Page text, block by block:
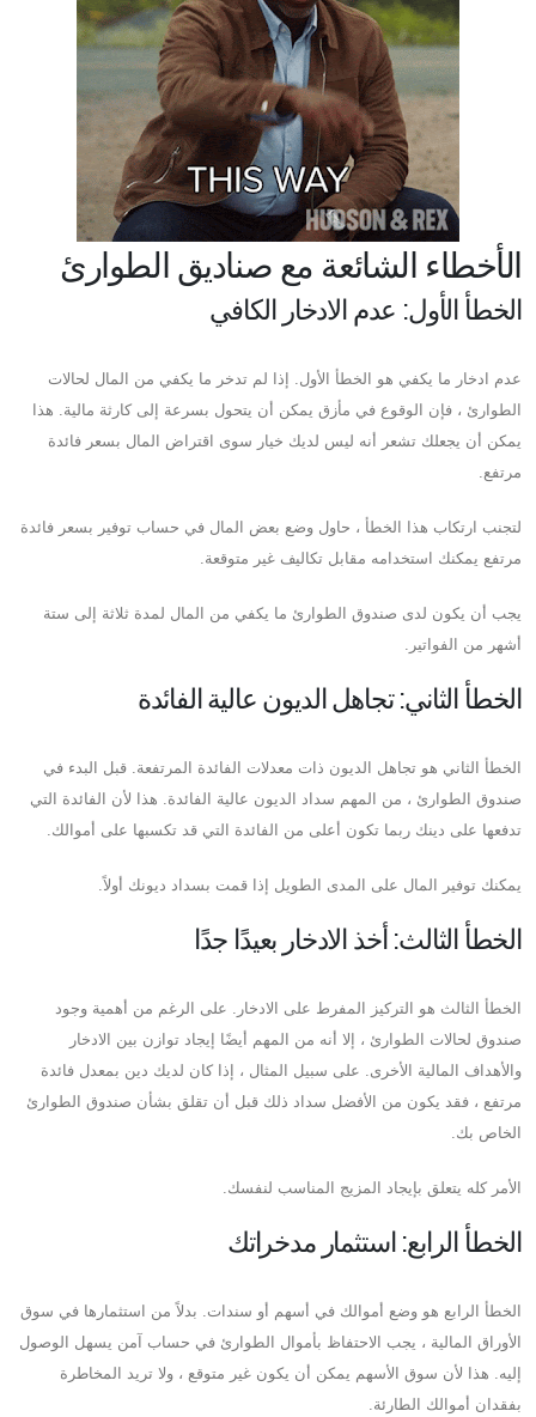
الأخطاء الشائعة مع صناديق الطوارئ
الخطأ الأول: عدم الادخار الكافي
عدم ادخار ما يكفي هو الخطأ الأول. إذا لم تدخر ما يكفي من المال لحالات
الطوارئ ، فإن الوقوع في مأزق يمكن أن يتحول بسرعة إلى كارثة مالية. هذا
يمكن أن يجعلك تشعر أنه ليس لديك خيار سوى اقتراض المال بسعر فائدة
مرتفع.
لتجنب ارتكاب هذا الخطأ ، حاول وضع بعض المال في حساب توفير بسعر فائدة
مرتفع يمكنك استخدامه مقابل تكاليف غير متوقعة.
يجب أن يكون لدى صندوق الطوارئ ما يكفي من المال لمدة ثلاثة إلى ستة
أشهر من الفواتير.
الخطأ الثاني: تجاهل الديون عالية الفائدة
الخطأ الثاني هو تجاهل الديون ذات معدلات الفائدة المرتفعة. قبل البدء في
صندوق الطوارئ ، من المهم سداد الديون عالية الفائدة. هذا لأن الفائدة التي
تدفعها على دينك ربما تكون أعلى من الفائدة التي قد تكسبها على أموالك.
يمكنك توفير المال على المدى الطويل إذا قمت بسداد ديونك أولاً.
الخطأ الثالث: أخذ الادخار بعيدًا جدًا
الخطأ الثالث هو التركيز المفرط على الادخار. على الرغم من أهمية وجود
صندوق لحالات الطوارئ ، إلا أنه من المهم أيضًا إيجاد توازن بين الادخار
والأهداف المالية الأخرى. على سبيل المثال ، إذا كان لديك دين بمعدل فائدة
مرتفع ، فقد يكون من الأفضل سداد ذلك قبل أن تقلق بشأن صندوق الطوارئ
الخاص بك.
الأمر كله يتعلق بإيجاد المزيج المناسب لنفسك.
الخطأ الرابع: استثمار مدخراتك
الخطأ الرابع هو وضع أموالك في أسهم أو سندات. بدلاً من استثمارها في سوق
الأوراق المالية ، يجب الاحتفاظ بأموال الطوارئ في حساب آمن يسهل الوصول
إليه. هذا لأن سوق الأسهم يمكن أن يكون غير متوقع ، ولا تريد المخاطرة
بفقدان أموالك الطارئة.